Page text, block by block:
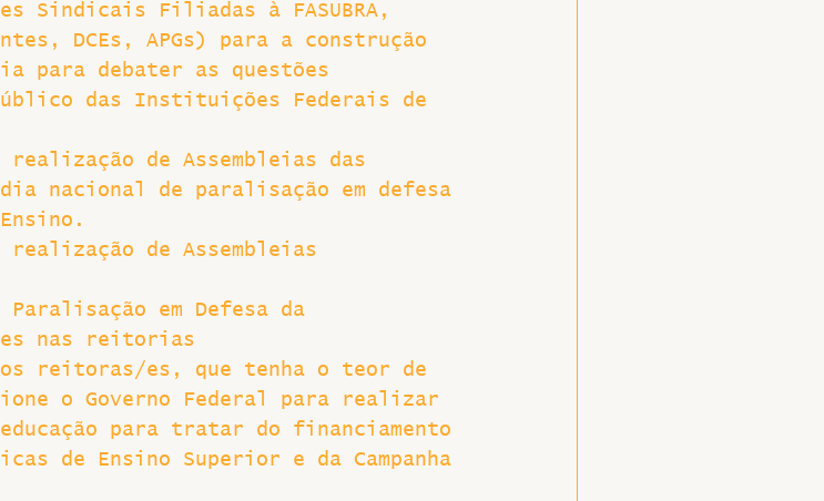
Sindicais Filiadas à FASUBRA,
DCEs, APGs) para a construção
para debater as questões
das Instituições Federais de
de Assembleias das
nacional de paralisação em defesa
de Assembleias
em Defesa da
nas reitorias
os reitoras/es, que tenha o teor de
o Governo Federal para realizar
para tratar do financiamento
de Ensino Superior e da Campanha